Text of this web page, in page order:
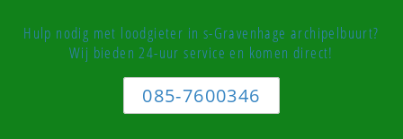
Hulp nodig met loodgieter in s-Gravenhage archipelbuurt?
Wij bieden 24-uur service en komen direct!
085-7600346